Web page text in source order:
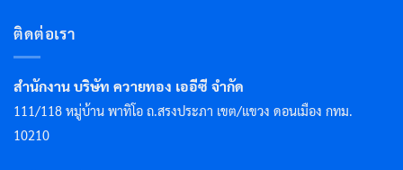
ติดต่อเรา
สำนักงาน บริษัท ควายทอง เออีซี จำกัด
111/118 หมู่บ้าน พาทิโอ ถ.สรงประภา เขต/แขวง ดอนเมือง กทม.
10210